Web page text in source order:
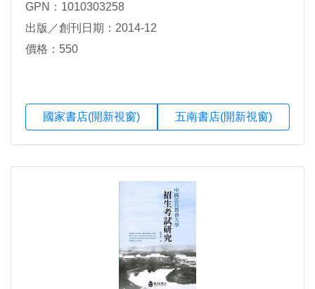
GPN：1010303258
出版／創刊日期：2014-12
價格：550
國家書店(開新視窗) 五南書店(開新視窗)